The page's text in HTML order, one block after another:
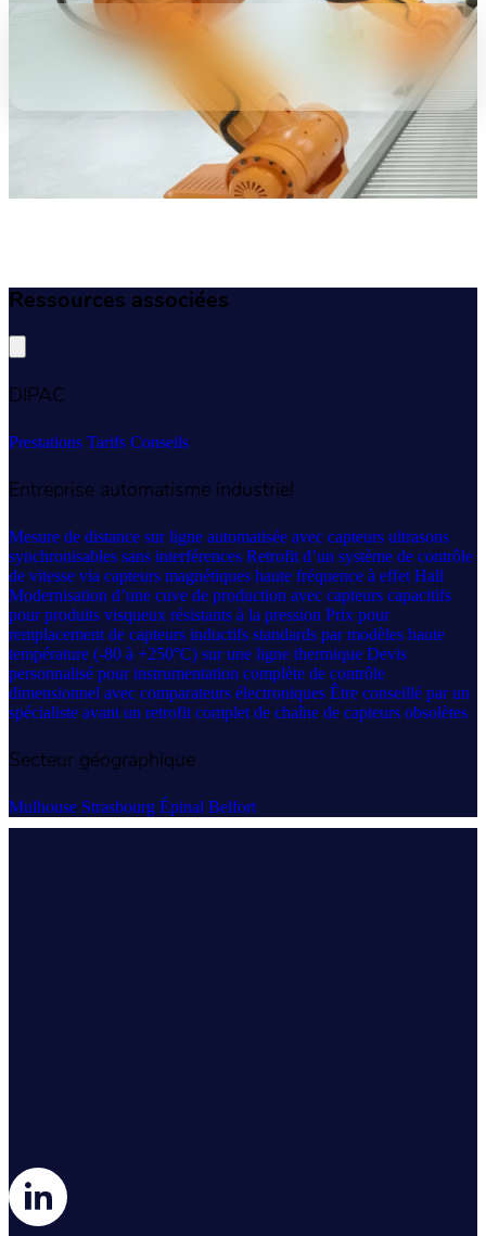
Ressources associées
DIPAC
Prestations Tarifs Conseils
Entreprise automatisme industriel
Mesure de distance sur ligne automatisée avec capteurs ultrasons
synchronisables sans interférences Retrofit d’un système de contrôle
de vitesse via capteurs magnétiques haute fréquence à effet Hall
Modernisation d’une cuve de production avec capteurs capacitifs
pour produits visqueux résistants à la pression Prix pour
remplacement de capteurs inductifs standards par modèles haute
température (-80 à +250°C) sur une ligne thermique Devis
personnalisé pour instrumentation complète de contrôle
dimensionnel avec comparateurs électroniques Être conseillé par un
spécialiste avant un retrofit complet de chaîne de capteurs obsolètes
Secteur géographique
Mulhouse Strasbourg Épinal Belfort